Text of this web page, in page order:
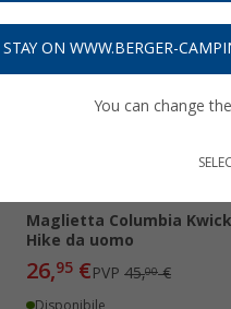
-40%
Maglietta Columbia Kwick
Hike da uomo
26,95 €PVP45,00€
Disponibile
STAY ON WWW.BERGER-
You can change